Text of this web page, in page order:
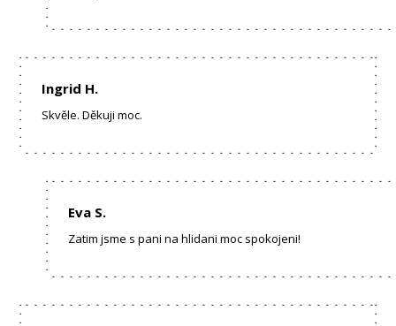
Ingrid H.
Skvěle. Děkuji moc.
Eva S.
Zatim jsme s pani na hlidani moc spokojeni!